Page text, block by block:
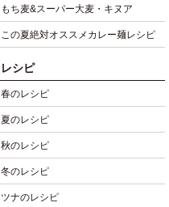
もち麦&スーパー大麦・キヌア
この夏絶対オススメカレー麺レシピ
レシピ
春のレシピ
夏のレシピ
秋のレシピ
冬のレシピ
ツナのレシピ